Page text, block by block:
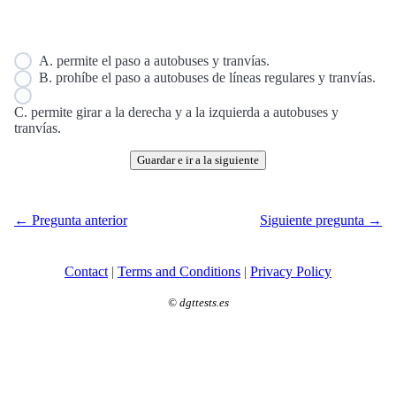
A. permite el paso a autobuses y tranvías.
B. prohíbe el paso a autobuses de líneas regulares y tranvías.
C. permite girar a la derecha y a la izquierda a autobuses y
tranvías.
Guardar e ir a la siguiente
← Pregunta anterior Siguiente pregunta →
Contact | Terms and Conditions | Privacy Policy
© dgttests.es